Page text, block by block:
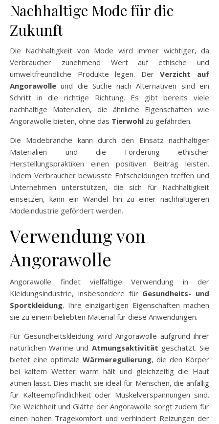
Nachhaltige Mode für die
Zukunft
Die Nachhaltigkeit von Mode wird immer wichtiger, da
Verbraucher zunehmend Wert auf ethische und
umweltfreundliche Produkte legen. DerVerzicht auf
Angorawolle und die Suche nach Alternativen sind ein
Schritt in die richtige Richtung. Es gibt bereits viele
nachhaltige Materialien, die ähnliche Eigenschaften wie
Angorawolle bieten, ohne das Tierwohl zu gefährden.
Die Modebranche kann durch den Einsatz nachhaltiger
Materialien und die Förderung ethischer
Herstellungspraktiken einen positiven Beitrag leisten.
Indem Verbraucher bewusste Entscheidungen treffen und
Unternehmen unterstützen, die sich für Nachhaltigkeit
einsetzen, kann ein Wandel hin zu einer nachhaltigeren
Modeindustrie gefördert werden.
Verwendung von
Angorawolle
Angorawolle findet vielfältige Verwendung in der
Kleidungsindustrie, insbesondere für Gesundheits- und
Sportkleidung. Ihre einzigartigen Eigenschaften machen
sie zu einem beliebten Material für diese Anwendungen.
Für Gesundheitskleidung wird Angorawolle aufgrund ihrer
natürlichen Wärme und Atmungsaktivität geschätzt. Sie
bietet eine optimale Wärmeregulierung, die den Körper
bei kaltem Wetter warm hält und gleichzeitig die Haut
atmen lässt. Dies macht sie ideal für Menschen, die anfällig
für Kälteempfindlichkeit oder Muskelverspannungen sind.
Die Weichheit und Glätte der Angorawolle sorgt zudem für
einen hohen Tragekomfort und verhindert Reizungen der